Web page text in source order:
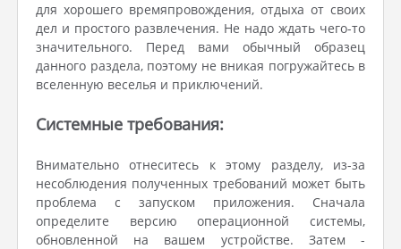
для хорошего времяпровождения, отдыха от своих
дел и простого развлечения. Не надо ждать чего-то
значительного. Перед вами обычный образец
данного раздела, поэтому не вникая погружайтесь в
вселенную веселья и приключений.
Системные требования:
Внимательно отнеситесь к этому разделу, из-за
несоблюдения полученных требований может быть
проблема с запуском приложения. Сначала
определите версию операционной системы,
обновленной на вашем устройстве. Затем -